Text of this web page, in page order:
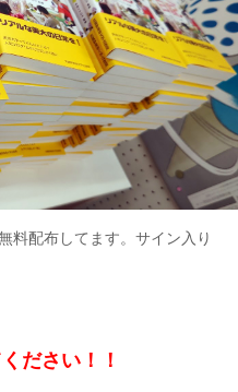
料配布してます。サイン入り
ださい！！